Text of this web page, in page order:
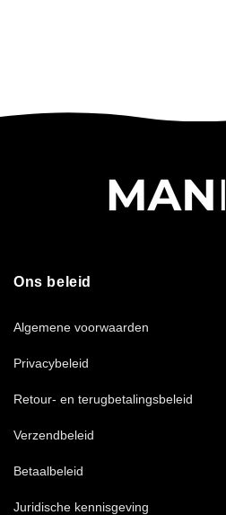
Ons beleid
Algemene voorwaarden
Privacybeleid
Retour- en terugbetalingsbeleid
Verzendbeleid
Betaalbeleid
Juridische kennisgeving